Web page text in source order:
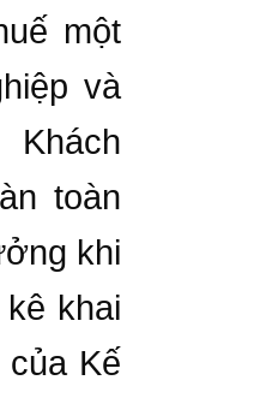
một
và
toàn
khi
khai
của Kế